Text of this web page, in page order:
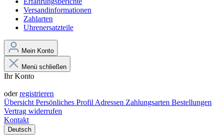
Versandinformationen
Zahlarten
Uhrenersatzteile
Mein Konto
Menü schließen
Ihr Konto
oderregistrieren
Übersicht Persönliches Profil Adressen Zahlungsarten Bestellungen
Vertrag widerrufen
Kontakt
Deutsch